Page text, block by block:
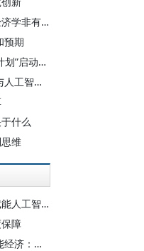
钱颖一：新常态引发新问题，经济学非有创新不可
预期
钱颖一：在清华大学物理“攀登计划”启动仪式上的致辞
基辛格 钱颖一：中美关系前景与人工智能时代下的国际治理体系变革
什么
维
高安安：论社会主义意识形态赋能人工智能大模型“价值对齐”
障
蒋瑛 左佳瑄：从数字经济到智能经济：中国社会分层的特点与变迁